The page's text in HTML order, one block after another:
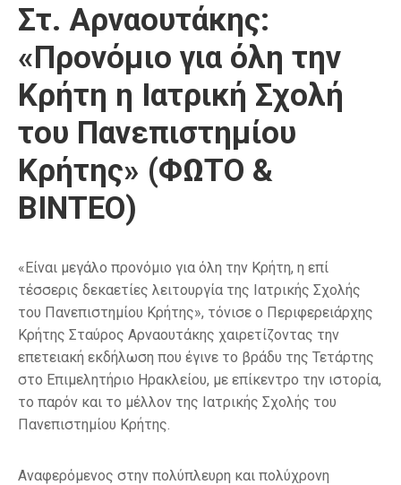
Στ. Αρναουτάκης:
«Προνόμιο για όλη την
Κρήτη η Ιατρική Σχολή
του Πανεπιστημίου
Κρήτης» (ΦΩΤΟ &
ΒΙΝΤΕΟ)
«Είναι μεγάλο προνόμιο για όλη την Κρήτη, η επί
τέσσερις δεκαετίες λειτουργία της Ιατρικής Σχολής
του Πανεπιστημίου Κρήτης», τόνισε ο Περιφερειάρχης
Κρήτης Σταύρος Αρναουτάκης χαιρετίζοντας την
επετειακή εκδήλωση που έγινε το βράδυ της Τετάρτης
στο Επιμελητήριο Ηρακλείου, με επίκεντρο την ιστορία,
το παρόν και το μέλλον της Ιατρικής Σχολής του
Πανεπιστημίου Κρήτης.
Αναφερόμενος στην πολύπλευρη και πολύχρονη